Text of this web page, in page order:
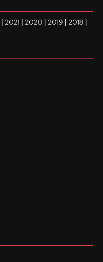
| 2021 | 2020 | 2019 | 2018 |